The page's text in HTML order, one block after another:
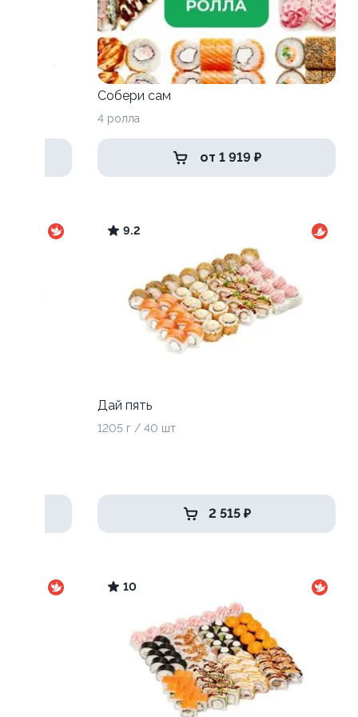
Собери сам
4 ролла
от 1 919 ₽
9.2
Дай пять
1205 г / 40 шт
2 515 ₽
10